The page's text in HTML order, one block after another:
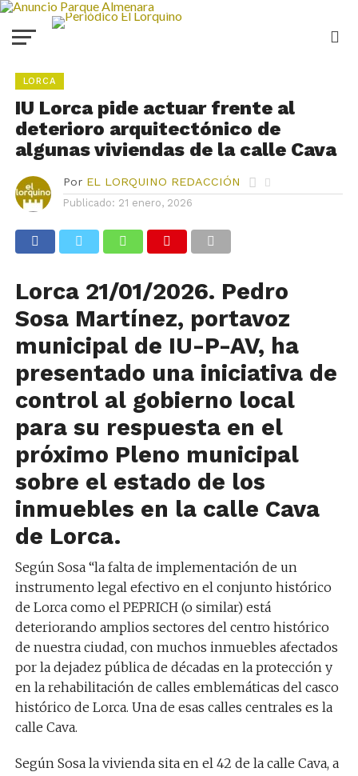
LORCA
IU Lorca pide actuar frente al
deterioro arquitectónico de
algunas viviendas de la calle Cava
Por EL LORQUINO REDACCIÓN
Publicado: 21 enero, 2026
Lorca 21/01/2026. Pedro
Sosa Martínez, portavoz
municipal de IU-P-AV, ha
presentado una iniciativa de
control al gobierno local
para su respuesta en el
próximo Pleno municipal
sobre el estado de los
inmuebles en la calle Cava
de Lorca.
Según Sosa “la falta de implementación de un
instrumento legal efectivo en el conjunto histórico
de Lorca como el PEPRICH (o similar) está
deteriorando amplios sectores del centro histórico
de nuestra ciudad, con muchos inmuebles afectados
por la dejadez pública de décadas en la protección y
en la rehabilitación de calles emblemáticas del casco
histórico de Lorca. Una de esas calles centrales es la
calle Cava.
Según Sosa la vivienda sita en el 42 de la calle Cava, a